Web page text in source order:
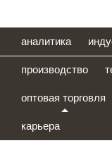
аналитика
производство
оптовая торговля
карьера